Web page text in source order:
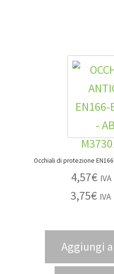
4,57€
3,75€ IVA
Aggiungi